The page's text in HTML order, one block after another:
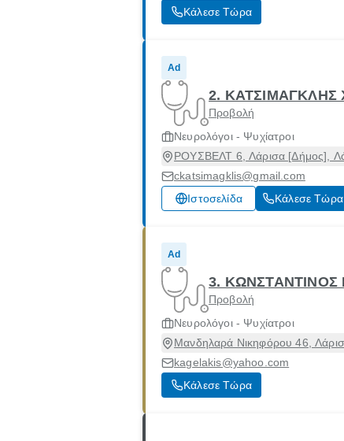
Κάλεσε Τώρα
Ad
2.
Προβολή
Νευρολόγοι - Ψυχίατροι
ΡΟΥΣΒΕΛΤ 6, Λάρισα [Δήμος],
ckatsimagklis@gmail.com
Ιστοσελίδα
Κάλεσε Τώρα
Ad
3.
Προβολή
Νευρολόγοι - Ψυχίατροι
Μανδηλαρά Νικηφόρου 46,
kagelakis@yahoo.com
Κάλεσε Τώρα